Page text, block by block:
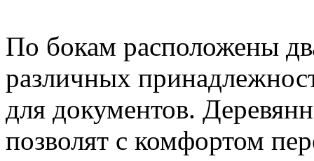
По бокам расположены
различных
для документов.
позволят с комфортом